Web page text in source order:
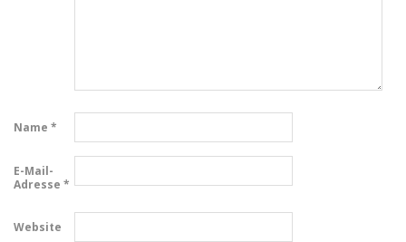
Name *
E-Mail-
Adresse *
Website